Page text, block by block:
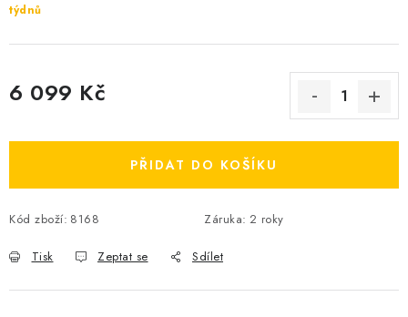
týdnů
6 099 Kč
PŘIDAT DO KOŠÍKU
Kód zboží: 8168 Záruka: 2 roky
Tisk Zeptat se Sdílet